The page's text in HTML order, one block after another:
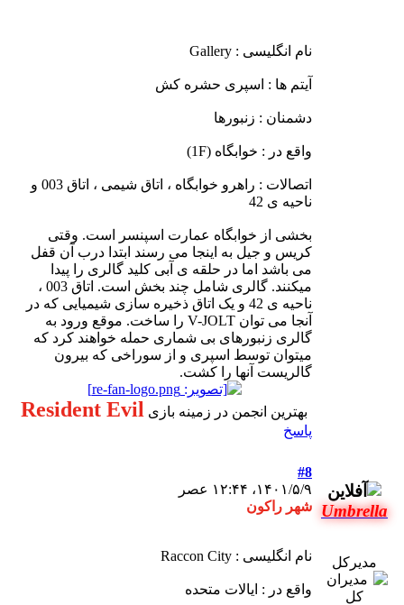
نام انگلیسی : Gallery
آیتم ها : اسپری حشره کش
دشمنان : زنبورها
واقع در : خوابگاه (1F)
اتصالات : راهرو خوابگاه ، اتاق شیمی ، اتاق 003 و
ناحیه ی 42
بخشی از خوابگاه عمارت اسپنسر است. وقتی
کریس و جیل به اینجا می رسند ابتدا درب آن قفل
می باشد اما در حلقه ی آبی کلید گالری را پیدا
میکنند. گالری شامل چند بخش است. اتاق 003 ،
ناحیه ی 42 و یک اتاق ذخیره سازی شیمیایی که در
آنجا می توان V-JOLT را ساخت. موقع ورود به
گالری زنبورهای بی شماری حمله خواهند کرد که
میتوان توسط اسپری و از سوراخی که بیرون
گالریست آنها را کشت.
بهترین انجمن در زمینه بازی Resident Evil
پاسخ
Umbrella
مدیرکل
#8
۱۴۰۱/۵/۹، ۱۲:۴۴ عصر
شهر راکون
نام انگلیسی : Raccon City
واقع در : ایالات متحده